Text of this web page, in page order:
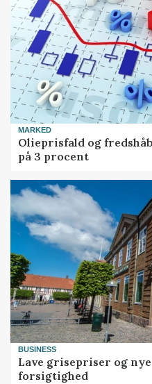
MARKED
Olieprisfald og
på 3 procent
BUSINESS
Lave grisepriser og
forsigtighed